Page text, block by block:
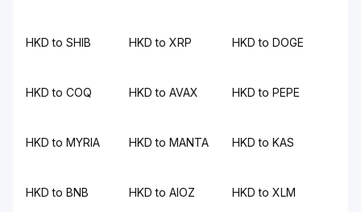
HKD to SHIB HKD to XRP HKD to DOGE
HKD to COQ HKD to AVAX HKD to PEPE
HKD to MYRIA HKD to MANTA HKD to KAS
HKD to BNB HKD to AIOZ HKD to XLM